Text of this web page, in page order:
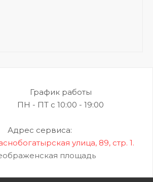
График работы
ПН - ПТ с 10:00 - 19:00
Адрес сервиса:
улица, 89, стр. 1.
площадь